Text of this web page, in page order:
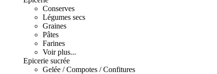
Conserves
Légumes secs
Graines
Pâtes
Farines
Voir plus...
Epicerie sucrée
Gelée / Compotes / Confitures